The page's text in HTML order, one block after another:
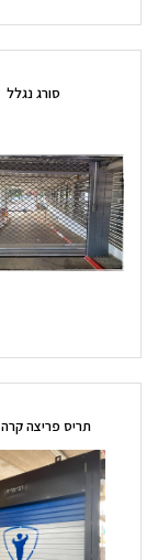
סורג נגלל
תריס פריצה קרה FEG